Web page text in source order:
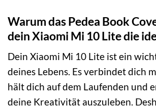
Warum das Pedea Book
dein Xiaomi Mi 10 Lite die
Dein Xiaomi Mi 10 Lite ist ein
deines Lebens. Es verbindet dich
hält dich auf dem Laufenden und
deine Kreativität auszuleben.